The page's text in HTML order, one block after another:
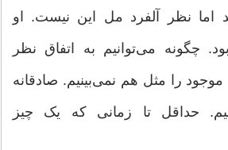
اما نظر آلفرد مل این نیست. او
چگونه می‌توانیم به اتفاق نظر
را مثل هم نمی‌بینیم. صادقانه
حداقل تا زمانی که یک چیز